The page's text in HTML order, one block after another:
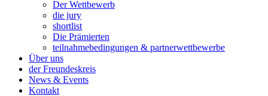
Der Wettbewerb
die jury
shortlist
Die Prämierten
teilnahmebedingungen & partnerwettbewerbe
Über uns
der Freundeskreis
News & Events
Kontakt